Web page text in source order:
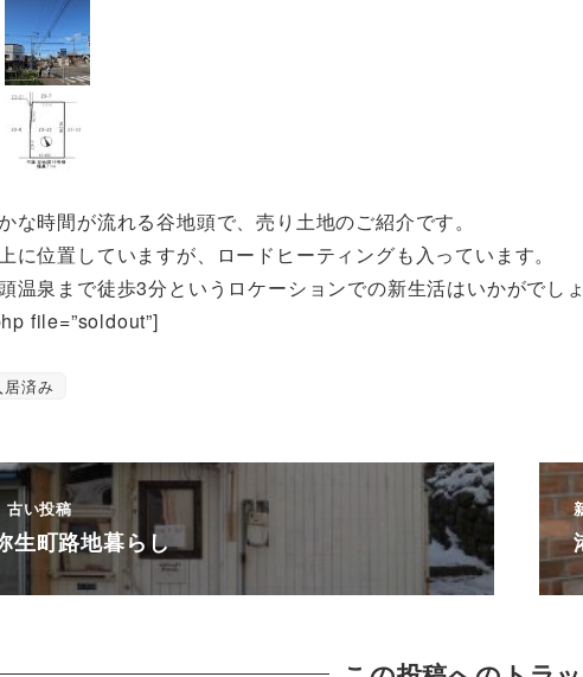
な時間が流れる谷地頭で、売り土地のご紹介です。
に位置していますが、ロードヒーティングも入っています。
温泉まで徒歩3分というロケーションでの新生活はいかがでし
file=”soldout”]
居済み
古い投稿
生町路地暮らし